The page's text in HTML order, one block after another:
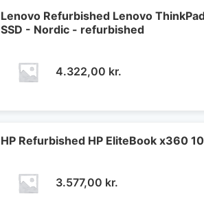
Lenovo Refurbished Lenovo
SSD - Nordic - refurbished
4.322,00 kr.
HP Refurbished HP EliteBook x360
3.577,00 kr.